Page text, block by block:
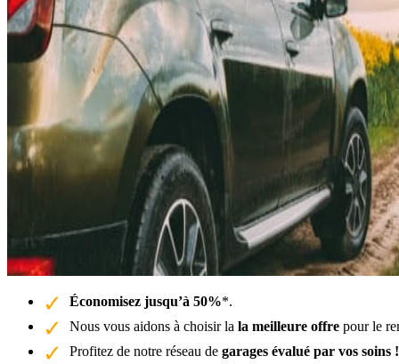
Économisez jusqu’à 50%*.
Nous vous aidons à choisir la la meilleure offre pour le
Profitez de notre réseau de garages évalué par vos soins !